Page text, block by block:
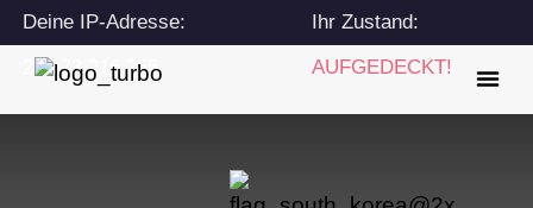
Deine IP-Adresse:
216.73.216.255
Ihr Zustand:
AUFGEDECKT!